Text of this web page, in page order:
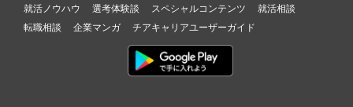
就活ノウハウ 選考体験談 スペシャルコンテンツ
就活相談
転職相談
企業マンガ チアキャリアユーザーガイド